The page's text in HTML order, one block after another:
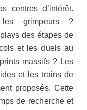
centres d’intérêt.
les grimpeurs ?
des étapes de
et les duels au
massifs ? Les
et les trains de
proposés. Cette
de recherche et